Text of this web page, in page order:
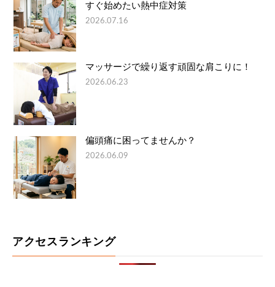
すぐ始めたい熱中症対策
2026.07.16
マッサージで繰り返す頑固な肩こりに！
2026.06.23
偏頭痛に困ってませんか？
2026.06.09
アクセスランキング